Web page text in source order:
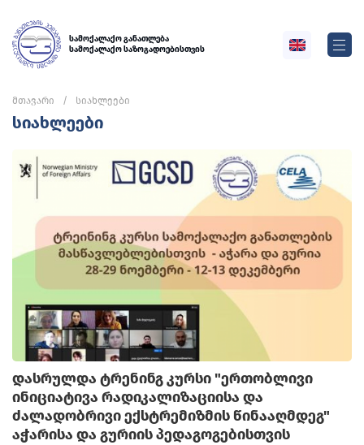
სამოქალაქო განათლება
სამოქალაქო საზოგადოებისთვის
მთავარი სიახლეები
სიახლეები
ᲓᲐᲡᲠᲣᲚᲓᲐ ᲢᲠᲔᲜᲘᲜᲒ ᲙᲣᲠᲡᲘ "ᲔᲠᲗᲝᲑᲚᲘᲕᲘ
ᲘᲜᲘᲪᲘᲐᲢᲘᲕᲐ ᲠᲐᲓᲘᲙᲐᲚᲘᲖᲐᲪᲘᲘᲡᲐ ᲓᲐ
ᲫᲐᲚᲐᲓᲝᲑᲠᲘᲕᲘ ᲔᲥᲡᲢᲠᲔᲛᲘᲖᲛᲘᲡ ᲬᲘᲜᲐᲐᲦᲛᲓᲔᲒ"
ᲐᲭᲐᲠᲘᲡᲐ ᲓᲐ ᲒᲣᲠᲘᲘᲡ ᲞᲔᲓᲐᲒᲝᲒᲔᲑᲘᲡᲗᲕᲘᲡ